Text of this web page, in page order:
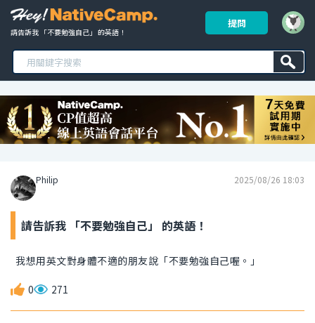
請告訴我 「不要勉強自己」 的英語！
提問
Philip 2025/08/26 18:03
請告訴我 「不要勉強自己」 的英語！
我想用英文對身體不適的朋友說「不要勉強自己喔。」
0 271